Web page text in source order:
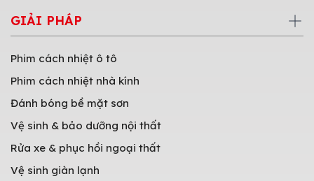
GIẢI PHÁP
Phim cách nhiệt ô tô
Phim cách nhiệt nhà kính
Đánh bóng bề mặt sơn
Vệ sinh & bảo dưỡng nội thất
Rửa xe & phục hồi ngoại thất
Vệ sinh giàn lạnh